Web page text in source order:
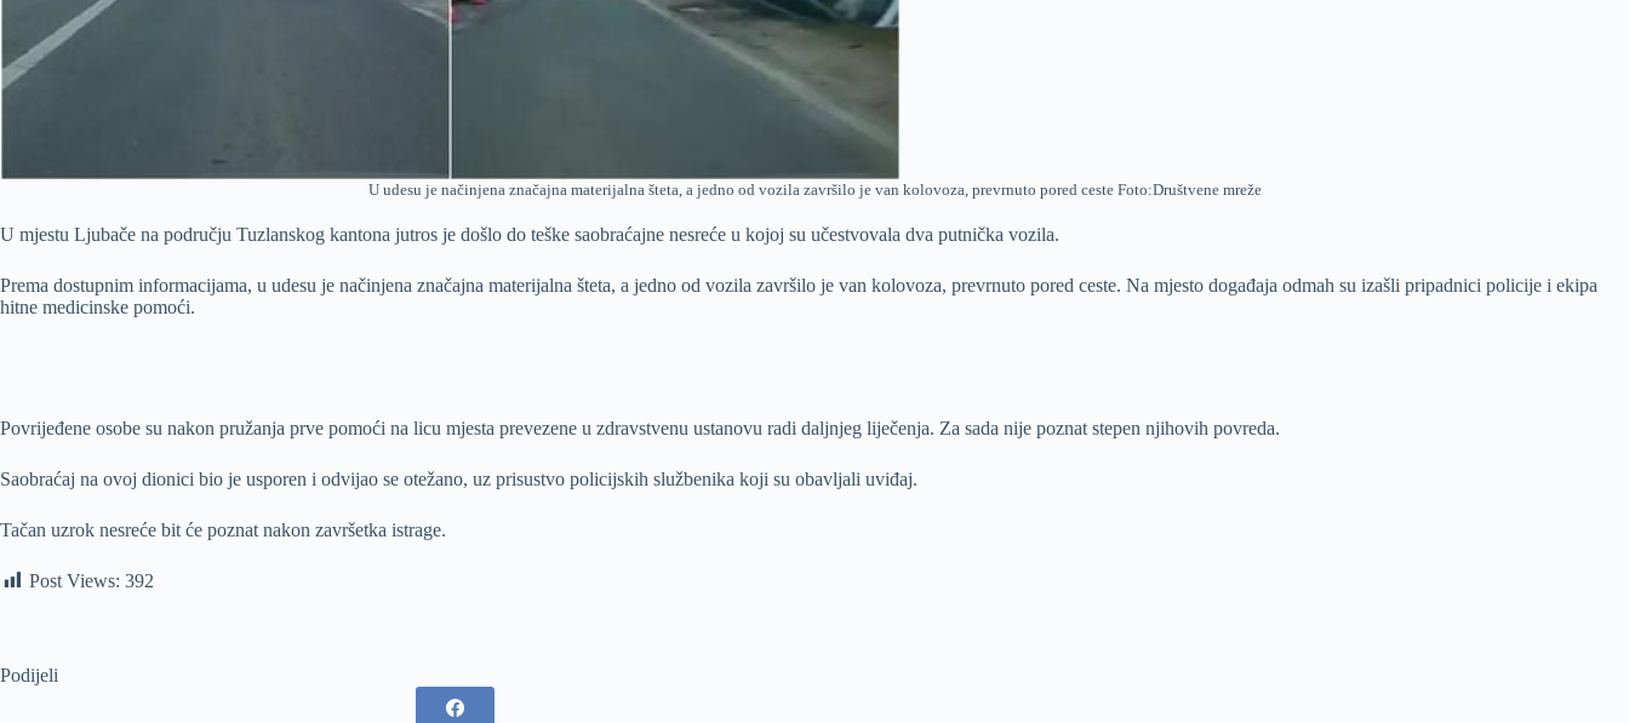
U udesu je načinjena značajna materijalna šteta, a jedno od vozila završilo je van kolovoza, prevrnuto pored ceste Foto:Društvene mreže
U mjestu Ljubače na području Tuzlanskog kantona jutros je došlo do teške saobraćajne nesreće u kojoj su učestvovala dva putnička vozila.
Prema dostupnim informacijama, u udesu je načinjena značajna materijalna šteta, a jedno od vozila završilo je van kolovoza, prevrnuto pored ceste. Na mjesto događaja odmah su izašli pripadnici policije i ekipa
hitne medicinske pomoći.
Povrijeđene osobe su nakon pružanja prve pomoći na licu mjesta prevezene u zdravstvenu ustanovu radi daljnjeg liječenja. Za sada nije poznat stepen njihovih povreda.
Saobraćaj na ovoj dionici bio je usporen i odvijao se otežano, uz prisustvo policijskih službenika koji su obavljali uviđaj.
Tačan uzrok nesreće bit će poznat nakon završetka istrage.
Post Views: 392
Podijeli